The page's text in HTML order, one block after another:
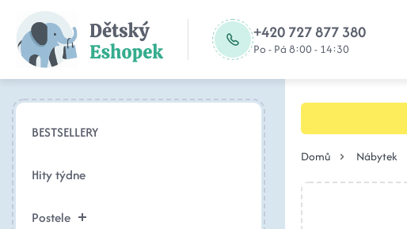
+420 727 877 380
Po - Pá 8:00 - 14:30
BESTSELLERY
Hity týdne
Postele
Domů Nábytek